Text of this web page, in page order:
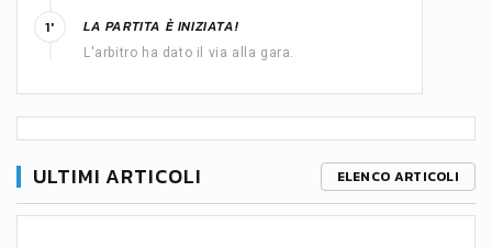
LA PARTITA È INIZIATA!
L'arbitro ha dato il via alla gara.
1'
ULTIMI ARTICOLI ELENCO ARTICOLI